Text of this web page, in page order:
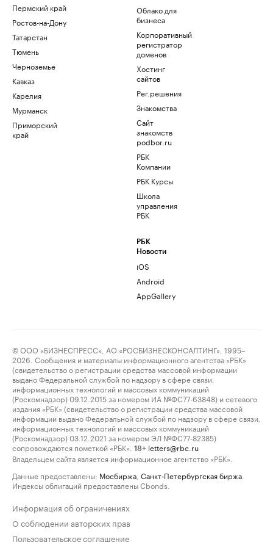
Пермский край
Ростов-на-Дону
Татарстан
Тюмень
Черноземье
Кавказ
Карелия
Мурманск
Приморский
край
Облако для
бизнеса
Корпоративный
регистратор
доменов
Хостинг
сайтов
Рег.решения
Знакомства
Сайт
знакомств
podbor.ru
РБК
Компании
РБК Курсы
Школа
управления
РБК
РБК
Новости
iOS
Android
AppGallery
© ООО «БИЗНЕСПРЕСС», АО «РОСБИЗНЕСКОНСАЛТИНГ», 1995–
2026. Сообщения и материалы информационного агентства «РБК»
(свидетельство о регистрации средства массовой информации
выдано Федеральной службой по надзору в сфере связи,
информационных технологий и массовых коммуникаций
(Роскомнадзор) 09.12.2015 за номером ИА №ФС77-63848) и сетевого
издания «РБК» (свидетельство о регистрации средства массовой
информации выдано Федеральной службой по надзору в сфере связи,
информационных технологий и массовых коммуникаций
(Роскомнадзор) 03.12.2021 за номером ЭЛ №ФС77-82385)
сопровождаются пометкой «РБК».
18+ letters@rbc.ru
Владельцем сайта является информационное агентство «РБК».
Данные предоставлены: Мосбиржа Санкт-Петербургская биржа
Индексы облигаций предоставлены Cbonds.
Информация об ограничениях
О соблюдении авторских прав
Пользовательское соглашение